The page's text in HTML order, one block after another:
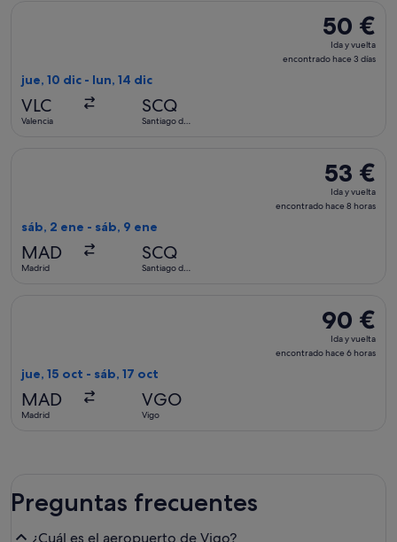
50 €
Ida
y
50 €
Ida y vuelta
encontrado hace 3 días
jue, 10 dic - lun, 14 dic
VLC
Valencia
SCQ
Santiago de
53 €
Ida
y
53 €
Ida y vuelta
encontrado hace 8 horas
sáb, 2 ene - sáb, 9 ene
MAD
Madrid
SCQ
Santiago de
90 €
Ida
y
90 €
Ida y vuelta
encontrado hace 6 horas
jue, 15 oct - sáb, 17 oct
MAD
Madrid
VGO
Vigo
Preguntas frecuentes
¿Cuál es el aeropuerto de Vigo?